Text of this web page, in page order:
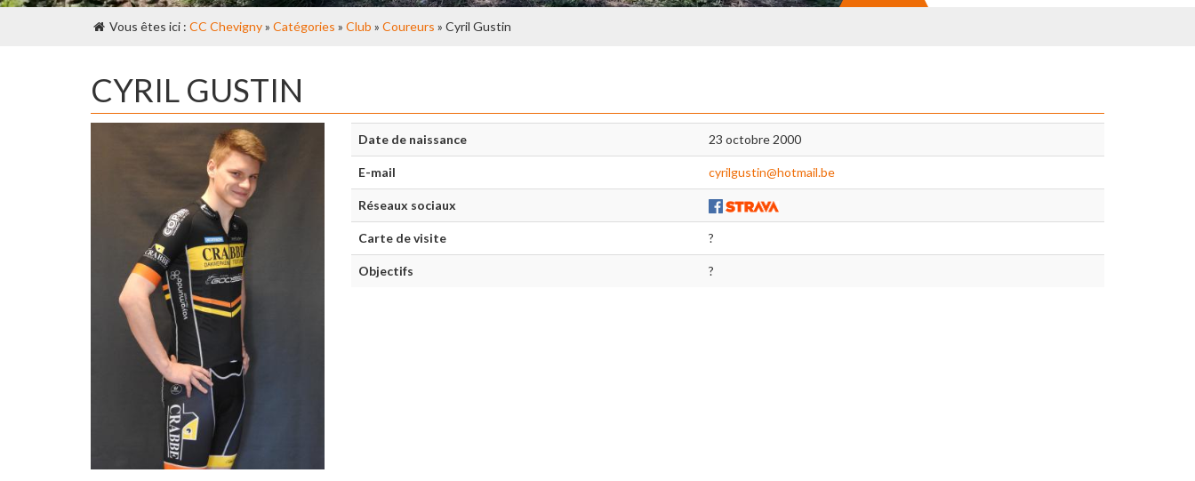
Vous êtes ici : CC Chevigny» Catégories » Club » Coureurs » Cyril Gustin
CYRIL GUSTIN
Date de naissance 23 octobre 2000
E-mail cyrilgustin@hotmail.be
Réseaux sociaux
Carte de visite ?
Objectifs ?